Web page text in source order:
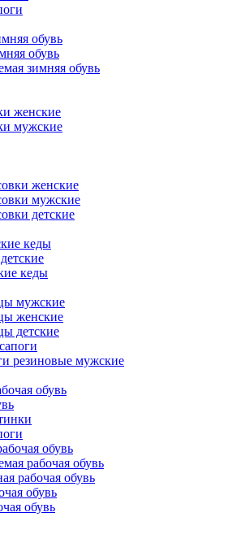
обувь
обувь
зимняя обувь
женские
мужские
женские
мужские
детские
кеды
кеды
мужские
женские
детские
резиновые мужские
обувь
обувь
рабочая обувь
рабочая обувь
обувь
обувь